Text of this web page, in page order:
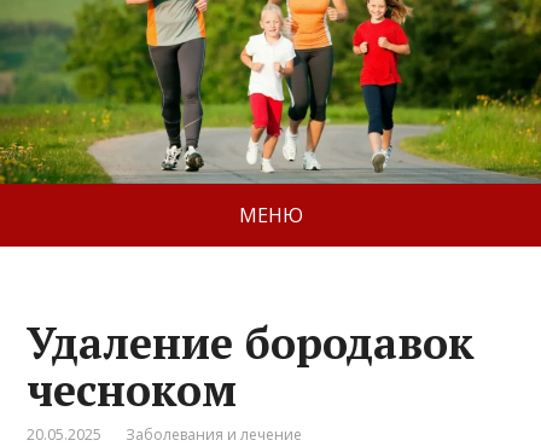
МЕНЮ
Удаление бородавок
чесноком
20.05.2025 Заболевания и лечение